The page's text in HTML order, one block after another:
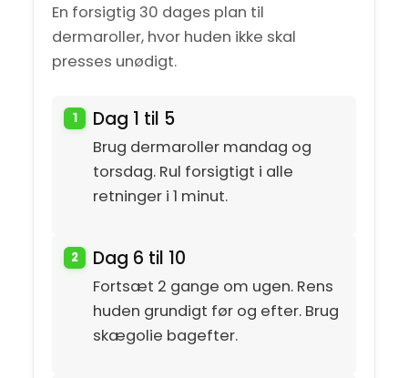
En forsigtig 30 dages plan til
dermaroller, hvor huden ikke skal
presses unødigt.
Dag 1 til 5
Brug dermaroller mandag og
torsdag. Rul forsigtigt i alle
retninger i 1 minut.
Dag 6 til 10
Fortsæt 2 gange om ugen. Rens
huden grundigt før og efter. Brug
skægolie bagefter.